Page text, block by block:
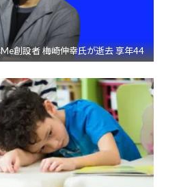
創設者 梅崎伸幸氏が逝去 享年44